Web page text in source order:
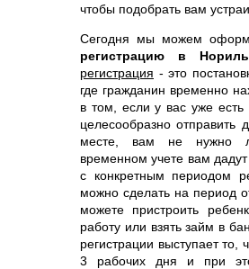
чтобы подобрать вам
Сегодня мы можем
регистрацию в
регистрация - это
где гражданин временно
в том, если у вас уже
целесообразно отправить
месте, вам не нужно
временном учете вам
с конкретным периодом
можно сделать на период
можете пристроить
работу или взять займ в
регистрации выступает
3 рабочих дня и при